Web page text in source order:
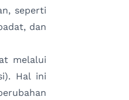
seperti
dan
melalui
Hal ini